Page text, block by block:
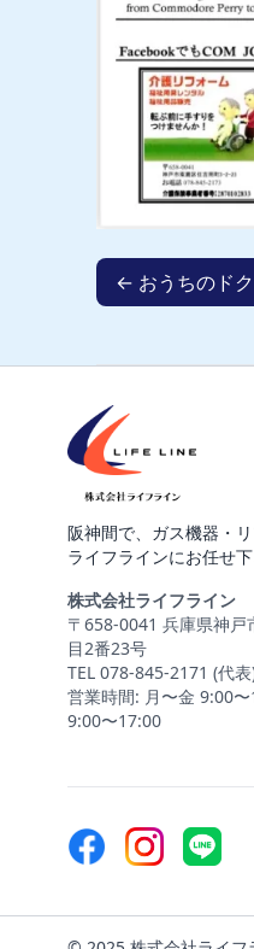
← おうちのド
阪神間で、ガス機器・
ライフラインにお任せ
株式会社ライフライン
〒658-0041 兵庫県神戸
目2番23号
TEL 078-845-2171 (代
営業時間: 月〜金 9:00
9:00〜17:00